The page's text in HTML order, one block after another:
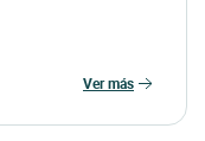
ver más